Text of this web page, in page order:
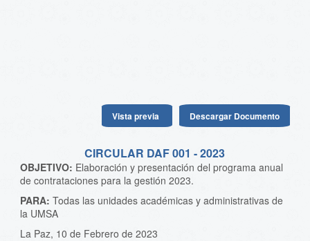
Vista previa Descargar Documento
CIRCULAR DAF 001 - 2023
OBJETIVO: Elaboración y presentación del programa anual
de contrataciones para la gestión 2023.
PARA: Todas las unidades académicas y administrativas de
la UMSA
La Paz, 10 de Febrero de 2023